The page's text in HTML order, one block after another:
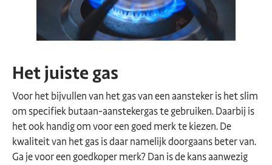
Het juiste gas
Voor het bijvullen van het gas van een aansteker is het slim
om specifiek butaan-aanstekergas te gebruiken. Daarbij is
het ook handig om voor een goed merk te kiezen. De
kwaliteit van het gas is daar namelijk doorgaans beter van.
Ga je voor een goedkoper merk? Dan is de kans aanwezig